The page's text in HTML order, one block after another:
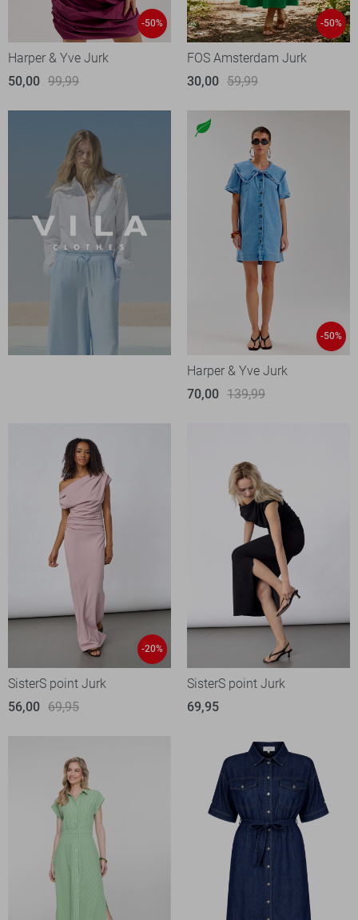
-50%
Harper & Yve Jurk
50,00 99,99
-50%
FOS Amsterdam Jurk
30,00 59,99
-50%
Harper & Yve Jurk
70,00 139,99
-20%
SisterS point Jurk
56,00 69,95
SisterS point Jurk
69,95